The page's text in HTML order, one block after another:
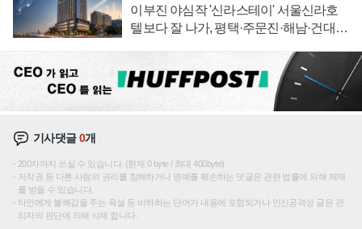
이부진 야심작 '신라스테이' 서울신라호
텔보다 잘 나가, 평택·주문진·해남·건대로
기사댓글0개
200자까지 쓰실 수 있습니다. (현재 0 byte / 최대 400byte)
저작권 등 다른 사람의 권리를 침해하거나 명예를 훼손하는 댓글은 관련 법률에 의해 제재
를 받을 수 있습니다.
타인에게 불쾌감을 주는 욕설 등 비하하는 단어가 내용에 포함되거나 인신공격성 글은 관
리자의 판단에 의해 삭제 합니다.